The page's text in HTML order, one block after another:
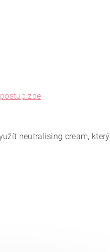
postup zde
neutralising cream, který